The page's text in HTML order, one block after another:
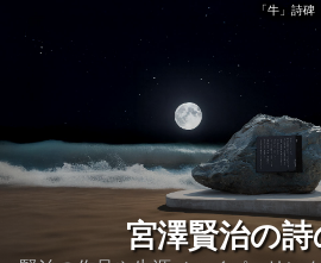
「牛」詩
宮澤賢治の